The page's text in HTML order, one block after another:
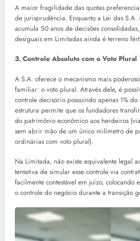
A maior fragilidade das quotas
de jurisprudência. Enquanto a Lei das
acumula 50 anos de decisões
desiguais em Limitadas ainda é terreno
3. Controle Absoluto com o Voto Plural
A S.A. oferece o mecanismo mais
familiar: o voto plural. Através dele, é
controle decisório possuindo apenas 1% do
estrutura permite que os fundadores
do patrimônio econômico aos herdeiros
sem abrir mão de um único milímetro de
ordinárias com voto plural).
Na Limitada, não existe equivalente legal
tentativa de simular esse controle via
facilmente contestável em juízo, colocando
o controle do negócio durante a transição